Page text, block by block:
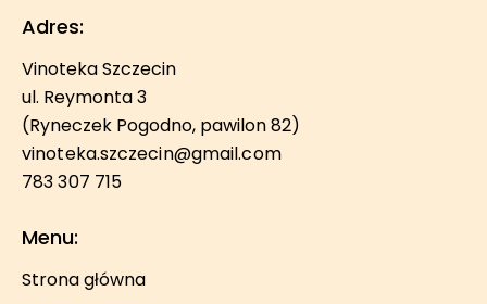
Adres:
Vinoteka Szczecin
ul. Reymonta 3
(Ryneczek Pogodno, pawilon 82)
vinoteka.szczecin@gmail.com
783 307 715
Menu:
Strona główna